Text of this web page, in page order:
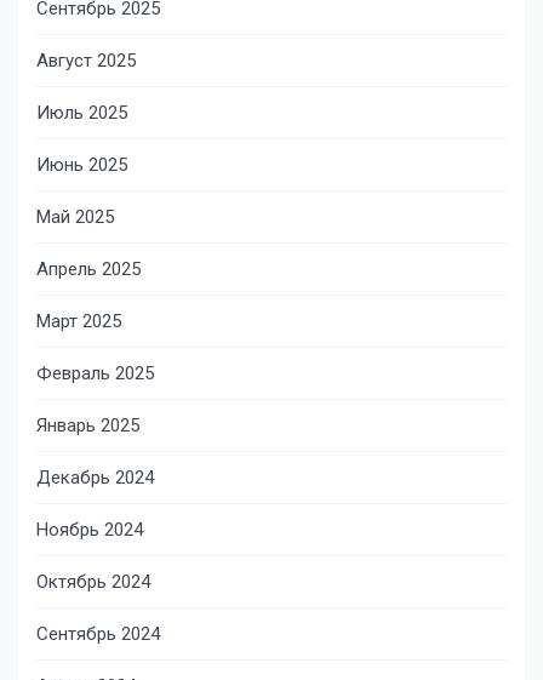
Сентябрь 2025
Август 2025
Июль 2025
Июнь 2025
Май 2025
Апрель 2025
Март 2025
Февраль 2025
Январь 2025
Декабрь 2024
Ноябрь 2024
Октябрь 2024
Сентябрь 2024